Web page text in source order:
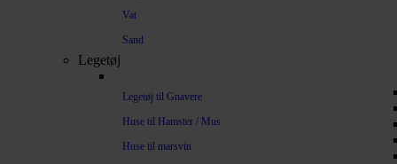
Vat
Sand
Legetøj
Legetøj til Gnavere
Huse til Hamster / Mus
Huse til marsvin